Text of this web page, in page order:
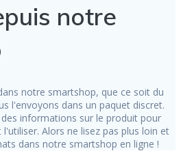
notre
notre smartshop, que ce soit du
l'envoyons dans un paquet discret.
informations sur le produit pour
Alors ne lisez pas plus loin et
dans notre smartshop en ligne !